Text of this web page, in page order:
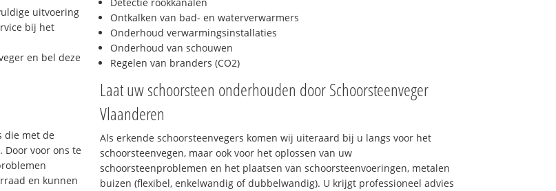
uitvoering
bij het
en bel deze
die met de
voor ons te
en kunnen
Detectie rookkanalen
Ontkalken van bad- en waterverwarmers
Onderhoud verwarmingsinstallaties
Onderhoud van schouwen
Regelen van branders (CO2)
Laat uw schoorsteen onderhouden door Schoorsteenveger
Vlaanderen
Als erkende schoorsteenvegers komen wij uiteraard bij u langs voor het
schoorsteenvegen, maar ook voor het oplossen van uw
schoorsteenproblemen en het plaatsen van schoorsteenvoeringen, metalen
buizen (flexibel, enkelwandig of dubbelwandig). U krijgt professioneel advies